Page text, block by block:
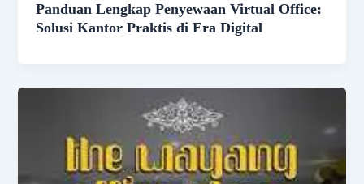
Panduan Lengkap Penyewaan Virtual Office:
Solusi Kantor Praktis di Era Digital